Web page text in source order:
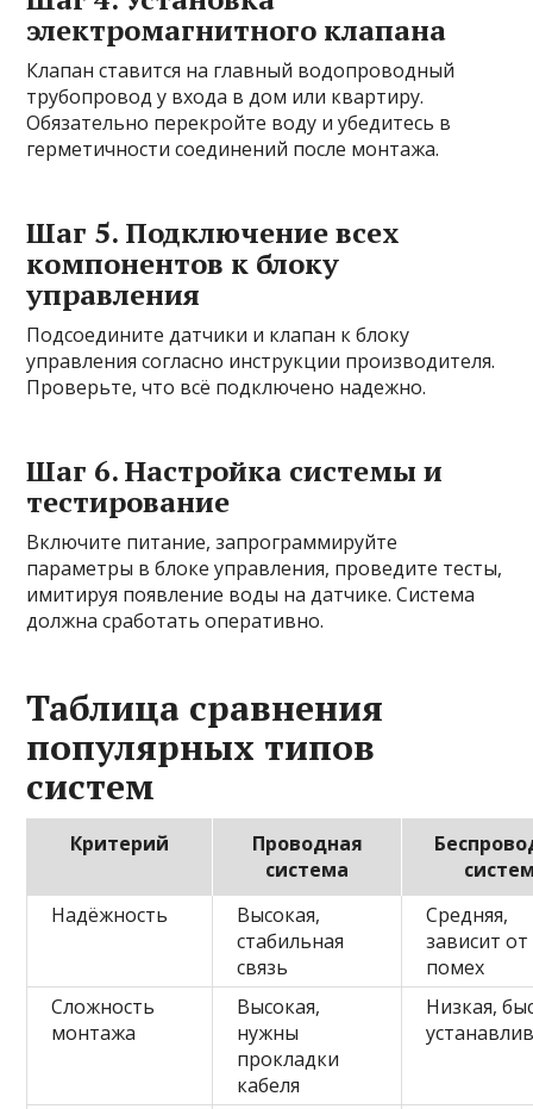
электромагнитного клапана
Клапан ставится на главный водопроводный
трубопровод у входа в дом или квартиру.
Обязательно перекройте воду и убедитесь в
герметичности соединений после монтажа.
Шаг 5. Подключение всех
компонентов к блоку
управления
Подсоедините датчики и клапан к блоку
управления согласно инструкции производителя.
Проверьте, что всё подключено надежно.
Шаг 6. Настройка системы и
тестирование
Включите питание, запрограммируйте
параметры в блоке управления, проведите тесты,
имитируя появление воды на датчике. Система
должна сработать оперативно.
Таблица сравнения
популярных типов
систем
Критерий
Проводная
система
Надёжность
Высокая,
стабильная
связь
Средняя,
зависит от
помех
Сложность
монтажа
Высокая,
нужны
прокладки
кабеля
Низкая,